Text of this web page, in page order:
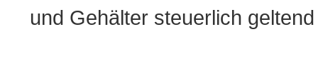
und Gehälter steuerlich